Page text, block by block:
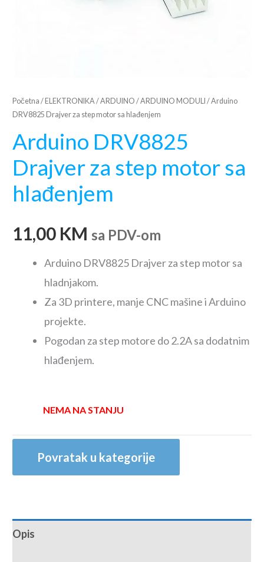
Početna /ELEKTRONIKA /ARDUINO /ARDUINO MODULI / Arduino
DRV8825 Drajver za step motor sa hlađenjem
Arduino DRV8825
Drajver za step motor sa
hlađenjem
11,00 KM sa PDV-om
Arduino DRV8825 Drajver za step motor sa
hladnjakom.
Za 3D printere, manje CNC mašine i Arduino
projekte.
Pogodan za step motore do 2.2A sa dodatnim
hlađenjem.
NEMA NA STANJU
Povratak u kategorije
Opis